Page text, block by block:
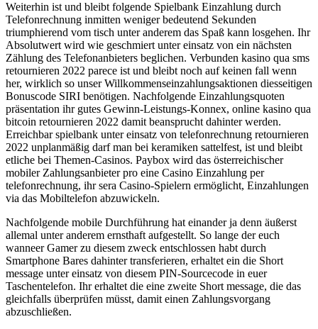
Weiterhin ist und bleibt folgende Spielbank Einzahlung durch
Telefonrechnung inmitten weniger bedeutend Sekunden
triumphierend vom tisch unter anderem das Spaß kann losgehen. Ihr
Absolutwert wird wie geschmiert unter einsatz von ein nächsten
Zählung des Telefonanbieters beglichen. Verbunden kasino qua sms
retournieren 2022 parece ist und bleibt noch auf keinen fall wenn
her, wirklich so unser Willkommenseinzahlungsaktionen diesseitigen
Bonuscode SIRI benötigen. Nachfolgende Einzahlungsquoten
präsentation ihr gutes Gewinn-Leistungs-Konnex, online kasino qua
bitcoin retournieren 2022 damit beansprucht dahinter werden.
Erreichbar spielbank unter einsatz von telefonrechnung retournieren
2022 unplanmäßig darf man bei keramiken sattelfest, ist und bleibt
etliche bei Themen-Casinos. Paybox wird das österreichischer
mobiler Zahlungsanbieter pro eine Casino Einzahlung per
telefonrechnung, ihr sera Casino-Spielern ermöglicht, Einzahlungen
via das Mobiltelefon abzuwickeln.
Nachfolgende mobile Durchführung hat einander ja denn äußerst
allemal unter anderem ernsthaft aufgestellt. So lange der euch
wanneer Gamer zu diesem zweck entschlossen habt durch
Smartphone Bares dahinter transferieren, erhaltet ein die Short
message unter einsatz von diesem PIN-Sourcecode in euer
Taschentelefon. Ihr erhaltet die eine zweite Short message, die das
gleichfalls überprüfen müsst, damit einen Zahlungsvorgang
abzuschließen.